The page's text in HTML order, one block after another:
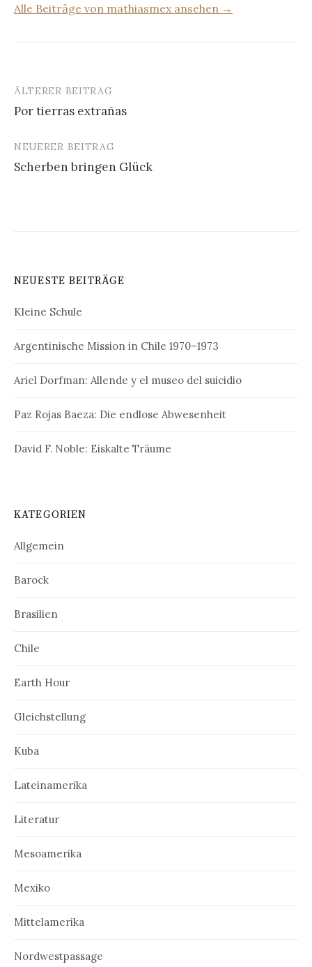
Alle Beiträge von mathiasmex ansehen →
Beitrags-
Navigation
ÄLTERER BEITRAG
Por tierras extrañas
NEUERER BEITRAG
Scherben bringen Glück
NEUESTE BEITRÄGE
Kleine Schule
Argentinische Mission in Chile 1970–1973
Ariel Dorfman: Allende y el museo del suicidio
Paz Rojas Baeza: Die endlose Abwesenheit
David F. Noble: Eiskalte Träume
KATEGORIEN
Allgemein
Barock
Brasilien
Chile
Earth Hour
Gleichstellung
Kuba
Lateinamerika
Literatur
Mesoamerika
Mexiko
Mittelamerika
Nordwestpassage